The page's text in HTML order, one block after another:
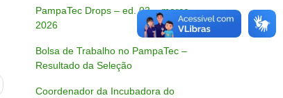
PampaTec Drops – ed. 03 – março
2026
Bolsa de Trabalho no PampaTec –
Resultado da Seleção
Coordenador da Incubadora do